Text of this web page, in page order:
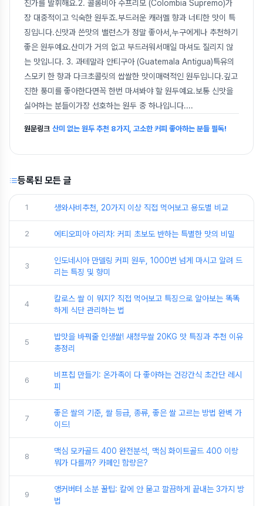
진가를 발휘해요.2. 콜롬비아 수프리모 (Colombia Supremo)가
장 대중적이고 익숙한 원두죠.부드러운 캐러멜 향과 너티한 맛이 특
징입니다.신맛과 쓴맛의 밸런스가 정말 좋아서,누구에게나 추천하기
좋은 원두예요.산미가 거의 없고 부드러워서매일 마셔도 질리지 않
는 맛입니다. 3. 과테말라 안티구아 (Guatemala Antigua)특유의
스모키 한 향과 다크초콜릿의 쌉쌀한 맛이매력적인 원두입니다.깊고
진한 풍미를 좋아한다면꼭 한번 마셔봐야 할 원두예요.보통 신맛을
싫어하는 분들이가장 선호하는 원두 중 하나입니다....
원문링크 산미 없는 원두 추천 8가지, 고소한 커피 좋아하는 분들 필독!
등록된 모든 글
1 생와사비추천, 20가지 이상 직접 먹어보고 용도별 비교
2 에티오피아 아리차: 커피 초보도 반하는 특별한 맛의 비밀
3
인도네시아 만델링 커피 원두, 1000번 넘게 마시고 알려 드
리는 특징 및 향미
4
칼로스 쌀 이 뭐지? 직접 먹어보고 특징으로 알아보는 똑똑
하게 식단 관리하는 법
5
밥맛을 바꿔줄 인생쌀! 새청무쌀 20KG 맛 특징과 추천 이유
총정리
6
비프칩 만들기: 온가족이 다 좋아하는 건강간식 초간단 레시
피
7
좋은 쌀의 기준, 쌀 등급, 종류, 좋은 쌀 고르는 방법 완벽 가
이드!
8
맥심 모카골드 400 완전분석, 맥심 화이트골드 400 이랑
뭐가 다를까? 카페인 함량은?
9
앵커버터 소분 꿀팁: 칼에 안 묻고 깔끔하게 끝내는 3가지 방
법